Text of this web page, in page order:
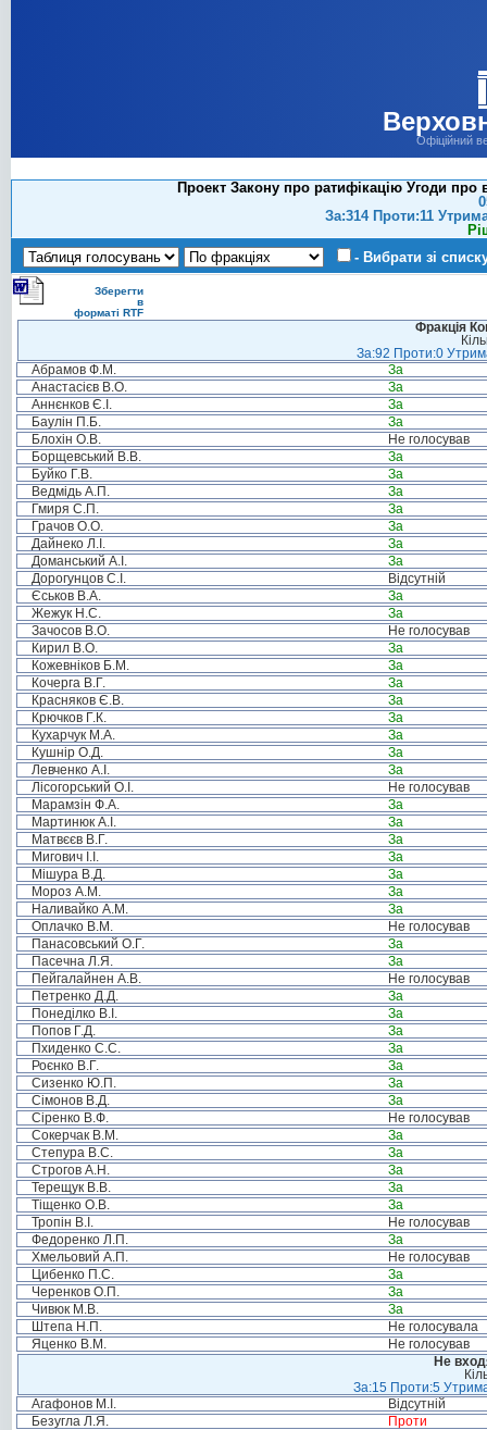
Офіційний
Проект Закону про ратифікацію Угоди про
За:314 Проти:11
- Вибрати зі
Зберегти
в
форматі RTF
Фракція
За:92 Проти:0
Абрамов Ф.М.
За
Анастасієв В.О.
За
Аннєнков Є.І.
За
Баулін П.Б.
За
Блохін О.В.
Не голосував
Борщевський В.В.
За
Буйко Г.В.
За
Ведмідь А.П.
За
Гмиря С.П.
За
Грачов О.О.
За
Дайнеко Л.І.
За
Доманський А.І.
За
Дорогунцов С.І.
Відсутній
Єськов В.А.
За
Жежук Н.С.
За
Зачосов В.О.
Не голосував
Кирил В.О.
За
Кожевніков Б.М.
За
Кочерга В.Г.
За
Красняков Є.В.
За
Крючков Г.К.
За
Кухарчук М.А.
За
Кушнір О.Д.
За
Левченко А.І.
За
Лісогорський О.І.
Не голосував
Марамзін Ф.А.
За
Мартинюк А.І.
За
Матвєєв В.Г.
За
Мигович І.І.
За
Мішура В.Д.
За
Мороз А.М.
За
Наливайко А.М.
За
Оплачко В.М.
Не голосував
Панасовський О.Г.
За
Пасечна Л.Я.
За
Пейгалайнен А.В.
Не голосував
Петренко Д.Д.
За
Понеділко В.І.
За
Попов Г.Д.
За
Пхиденко С.С.
За
Роєнко В.Г.
За
Сизенко Ю.П.
За
Сімонов В.Д.
За
Сіренко В.Ф.
Не голосував
Сокерчак В.М.
За
Степура В.С.
За
Строгов А.Н.
За
Терещук В.В.
За
Тіщенко О.В.
За
Тропін В.І.
Не голосував
Федоренко Л.П.
За
Хмельовий А.П.
Не голосував
Цибенко П.С.
За
Черенков О.П.
За
Чивюк М.В.
За
Штепа Н.П.
Не голосувала
Яценко В.М.
Не голосував
Не
За:15 Проти:5
Агафонов М.І.
Відсутній
Безугла Л.Я.
Проти